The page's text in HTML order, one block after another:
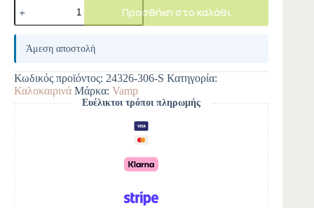
Προσθήκη στο καλάθι
A
e
r
n
a
t
i
v
e
:
Άμεση αποστολή
Κωδικός προϊόντος: 24326-306-S Κατηγορία:
Καλοκαιρινά Μάρκα: Vamp
Ευέλικτοι τρόποι πληρωμής